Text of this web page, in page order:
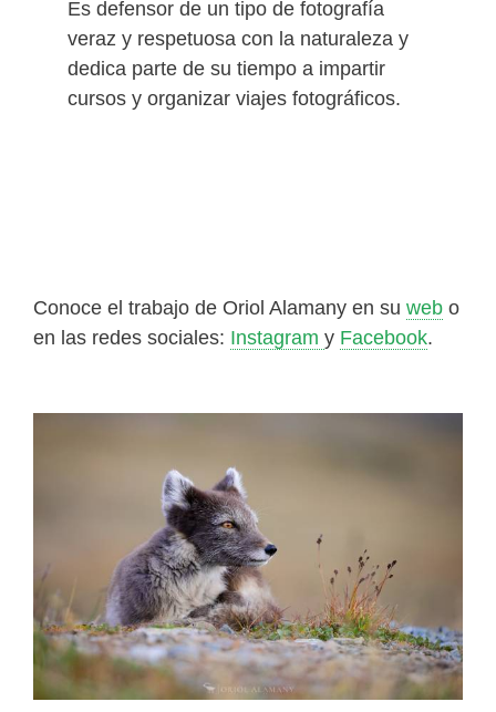
Es defensor de un tipo de fotografía
veraz y respetuosa con la naturaleza y
dedica parte de su tiempo a impartir
cursos y organizar viajes fotográficos.
Conoce el trabajo de Oriol Alamany en su web o
en las redes sociales: Instagram y Facebook.